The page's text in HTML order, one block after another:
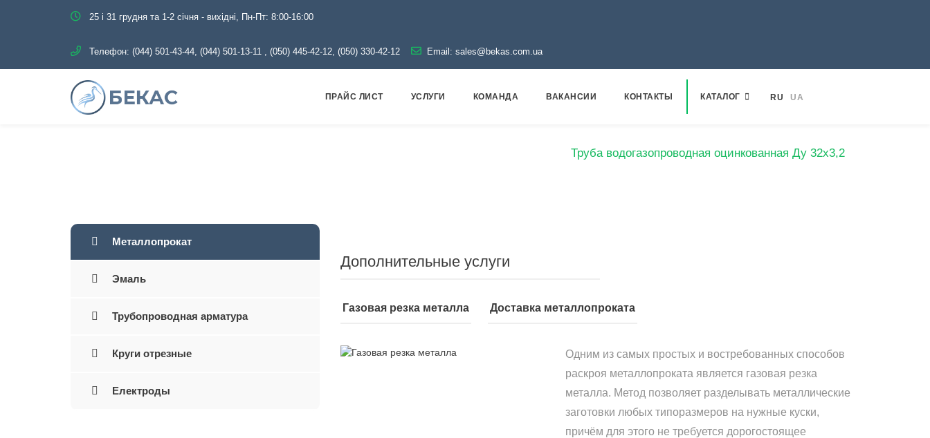
25 і 31 грудня та 1-2 січня - вихідні, Пн-Пт: 8:00-16:00
Телефон: (044) 501-43-44, (044) 501-13-11 , (050) 445-42-12, (050) 330-42-12 Email: sales@bekas.com.ua
ПРАЙС ЛИСТ УСЛУГИ КОМАНДА ВАКАНСИИ КОНТАКТЫ КАТАЛОГ RU UA
Труба водогазопроводная оцинкованная Ду 32х3,2
Металлопрокат
Эмаль
Трубопроводная арматура
Круги отрезные
Електроды
Дополнительные услуги
Газовая резка металла Доставка металлопроката
Одним из самых простых и востребованных способов
раскроя металлопроката является газовая резка
металла. Метод позволяет разделывать металлические
заготовки любых типоразмеров на нужные куски,
причём для этого не требуется дорогостоящее